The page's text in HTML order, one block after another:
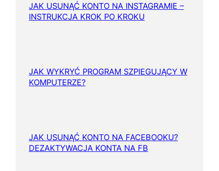
JAK USUNĄĆ KONTO NA INSTAGRAMIE –
INSTRUKCJA KROK PO KROKU
JAK WYKRYĆ PROGRAM SZPIEGUJĄCY W
KOMPUTERZE?
JAK USUNĄĆ KONTO NA FACEBOOKU?
DEZAKTYWACJA KONTA NA FB